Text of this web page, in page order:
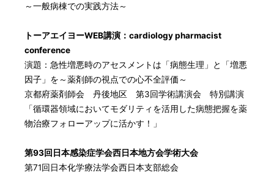
～一般病棟での実践方法～
トーアエイヨーWEB講演：cardiology pharmacist
conference
演題：急性増悪時のアセスメントは「病態生理」と「増悪
因子」を～薬剤師の視点での心不全評価～
京都府薬剤師会 丹後地区 第3回学術講演会 特別講演
「循環器領域においてモダリティを活用した病態把握を薬
物治療フォローアップに活かす！」
第93回日本感染症学会西日本地方会学術大会
第71回日本化学療法学会西日本支部総会